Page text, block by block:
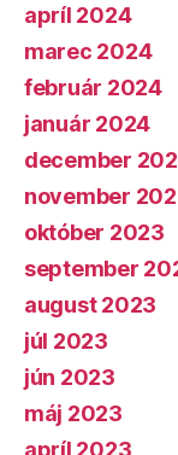
apríl 2024
marec 2024
február 2024
január 2024
december
november
október 2023
september
august 2023
júl 2023
jún 2023
máj 2023
apríl 2023